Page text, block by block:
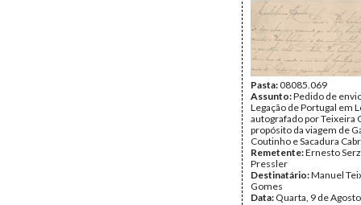
Pasta:08085.069
Assunto:Pedido de
Legação de Portugal em
autografado por Teixeira
propósito da viagem de
Coutinho e Sacadura
Remetente:Ernesto
Pressler
Destinatário:Manuel
Gomes
Data: Quarta, 9 de